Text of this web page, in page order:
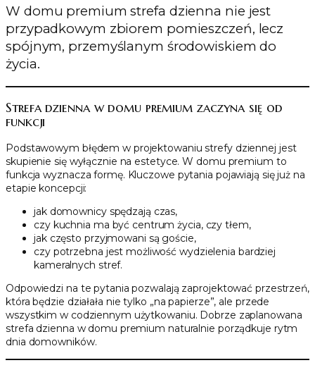
W domu premium strefa dzienna nie jest
przypadkowym zbiorem pomieszczeń, lecz
spójnym, przemyślanym środowiskiem do
życia.
Strefa dzienna w domu premium zaczyna się od
funkcji
Podstawowym błędem w projektowaniu strefy dziennej jest
skupienie się wyłącznie na estetyce. W domu premium to
funkcja wyznacza formę. Kluczowe pytania pojawiają się już na
etapie koncepcji:
jak domownicy spędzają czas,
czy kuchnia ma być centrum życia, czy tłem,
jak często przyjmowani są goście,
czy potrzebna jest możliwość wydzielenia bardziej
kameralnych stref.
Odpowiedzi na te pytania pozwalają zaprojektować przestrzeń,
która będzie działała nie tylko „na papierze”, ale przede
wszystkim w codziennym użytkowaniu. Dobrze zaplanowana
strefa dzienna w domu premium naturalnie porządkuje rytm
dnia domowników.